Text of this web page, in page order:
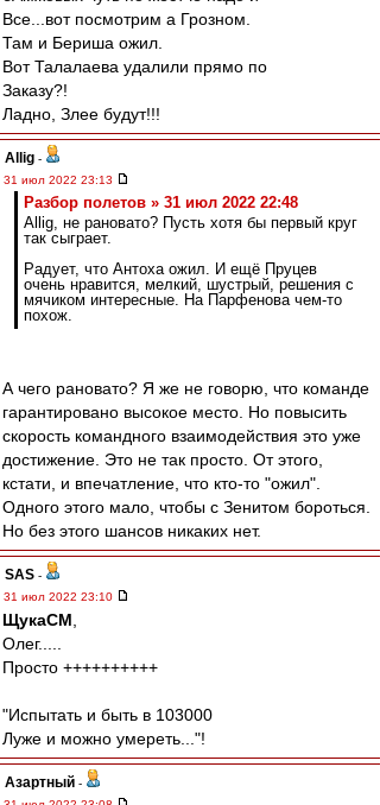
Все...вот посмотрим а Грозном.
Там и Бериша ожил.
Вот Талалаева удалили прямо по
Заказу?!
Ладно, Злее будут!!!
Allig -
31 июл 2022 23:13
Разбор полетов » 31 июл 2022 22:48
Allig, не рановато? Пусть хотя бы первый круг
так сыграет.
Радует, что Антоха ожил. И ещё Пруцев
очень нравится, мелкий, шустрый, решения с
мячиком интересные. На Парфенова чем-то
похож.
А чего рановато? Я же не говорю, что команде
гарантировано высокое место. Но повысить
скорость командного взаимодействия это уже
достижение. Это не так просто. От этого,
кстати, и впечатление, что кто-то "ожил".
Одного этого мало, чтобы с Зенитом бороться.
Но без этого шансов никаких нет.
SAS -
31 июл 2022 23:10
ЩукаСМ
Олег.....
Просто ++++++++++
"Испытать и быть в 103000
Луже и можно умереть..."!
Азартный -